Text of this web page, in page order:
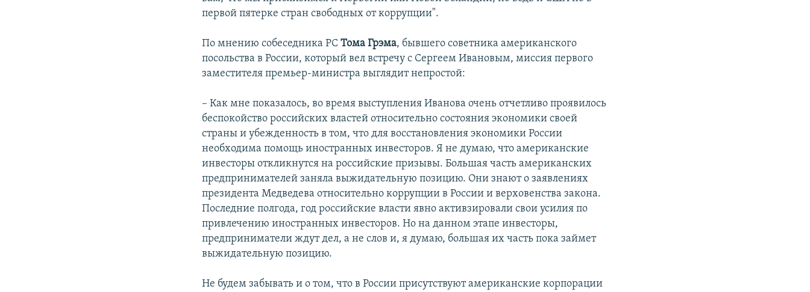
первой пятерке стран свободных от коррупции".
По мнению собеседника РСТома Грэма, бывшего советника американского
посольства в России, который вел встречу с Сергеем Ивановым, миссия первого
заместителя премьер-министра выглядит непростой:
– Как мне показалось, во время выступления Иванова очень отчетливо проявилось
беспокойство российских властей относительно состояния экономики своей
страны и убежденность в том, что для восстановления экономики России
необходима помощь иностранных инвесторов. Я не думаю, что американские
инвесторы откликнутся на российские призывы. Большая часть американских
предпринимателей заняла выжидательную позицию. Они знают о заявлениях
президента Медведева относительно коррупции в России и верховенства закона.
Последние полгода, год российские власти явно активзировали свои усилия по
привлечению иностранных инвесторов. Но на данном этапе инвесторы,
предприниматели ждут дел, а не слов и, я думаю, большая их часть пока займет
выжидательную позицию.
Не будем забывать и о том, что в России присутствуют американские корпорации